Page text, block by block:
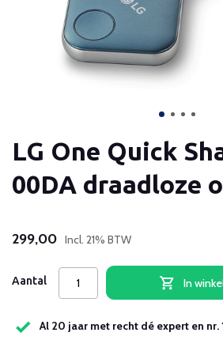
LG One Quick
00DA draadloze
299,00 Incl. 21% BTW
Aantal In
Al 20 jaar met recht dé expert en nr.